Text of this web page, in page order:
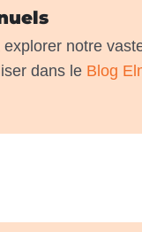
notre
dans le Blog